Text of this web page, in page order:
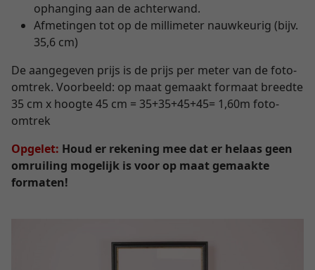
ophanging aan de achterwand.
Afmetingen tot op de millimeter nauwkeurig (bijv.
35,6 cm)
De aangegeven prijs is de prijs per meter van de foto-
omtrek. Voorbeeld: op maat gemaakt formaat breedte
35 cm x hoogte 45 cm = 35+35+45+45= 1,60m foto-
omtrek
Opgelet: Houd er rekening mee dat er helaas geen
omruiling mogelijk is voor op maat gemaakte
formaten!